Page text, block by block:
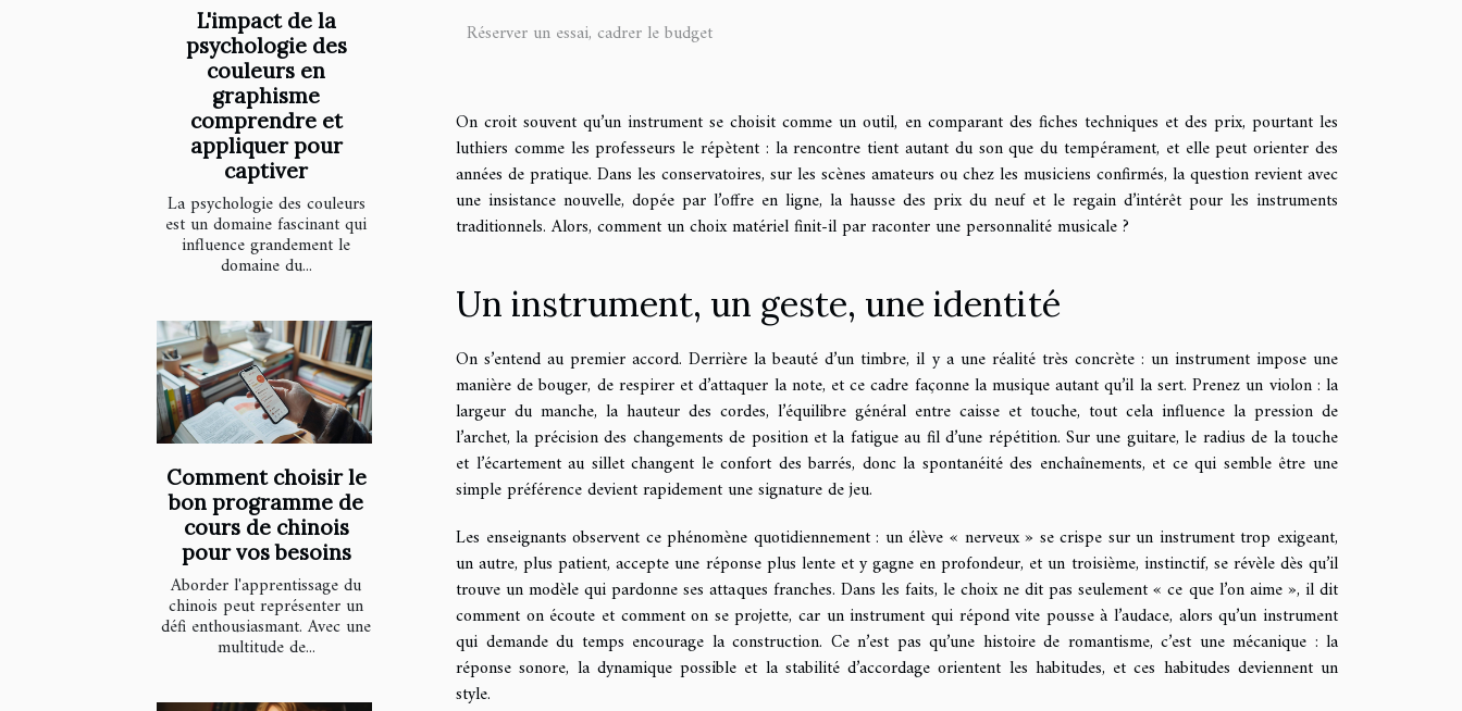
L'impact de la
psychologie des
couleurs en
graphisme
comprendre et
appliquer pour
captiver
La psychologie des couleurs
est un domaine fascinant qui
influence grandement le
domaine du...
Comment choisir le
bon programme de
cours de chinois
pour vos besoins
Aborder l'apprentissage du
chinois peut représenter un
défi enthousiasmant. Avec une
multitude de...
Réserver un essai, cadrer le budget
On croit souvent qu’un instrument se choisit comme un outil, en comparant des fiches techniques et des prix, pourtant les
luthiers comme les professeurs le répètent : la rencontre tient autant du son que du tempérament, et elle peut orienter des
années de pratique. Dans les conservatoires, sur les scènes amateurs ou chez les musiciens confirmés, la question revient avec
une insistance nouvelle, dopée par l’offre en ligne, la hausse des prix du neuf et le regain d’intérêt pour les instruments
traditionnels. Alors, comment un choix matériel finit-il par raconter une personnalité musicale ?
Un instrument, un geste, une identité
On s’entend au premier accord. Derrière la beauté d’un timbre, il y a une réalité très concrète : un instrument impose une
manière de bouger, de respirer et d’attaquer la note, et ce cadre façonne la musique autant qu’il la sert. Prenez un violon : la
largeur du manche, la hauteur des cordes, l’équilibre général entre caisse et touche, tout cela influence la pression de
l’archet, la précision des changements de position et la fatigue au fil d’une répétition. Sur une guitare, le radius de la touche
et l’écartement au sillet changent le confort des barrés, donc la spontanéité des enchaînements, et ce qui semble être une
simple préférence devient rapidement une signature de jeu.
Les enseignants observent ce phénomène quotidiennement : un élève « nerveux » se crispe sur un instrument trop exigeant,
un autre, plus patient, accepte une réponse plus lente et y gagne en profondeur, et un troisième, instinctif, se révèle dès qu’il
trouve un modèle qui pardonne ses attaques franches. Dans les faits, le choix ne dit pas seulement « ce que l’on aime », il dit
comment on écoute et comment on se projette, car un instrument qui répond vite pousse à l’audace, alors qu’un instrument
qui demande du temps encourage la construction. Ce n’est pas qu’une histoire de romantisme, c’est une mécanique : la
réponse sonore, la dynamique possible et la stabilité d’accordage orientent les habitudes, et ces habitudes deviennent un
style.